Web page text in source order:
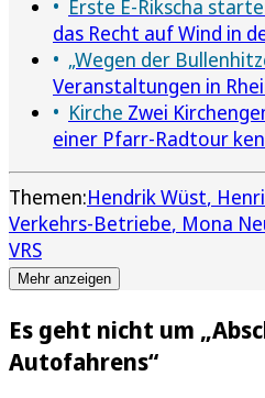
Erste E-Rikscha
das Recht auf Wind in
„Wegen der
Veranstaltungen in
Kirche Zwei
einer Pfarr-Radtour
Themen:Hendrik Wüst
Verkehrs-Betriebe Mona
VRS
Mehr anzeigen
Es geht nicht um
Autofahrens“